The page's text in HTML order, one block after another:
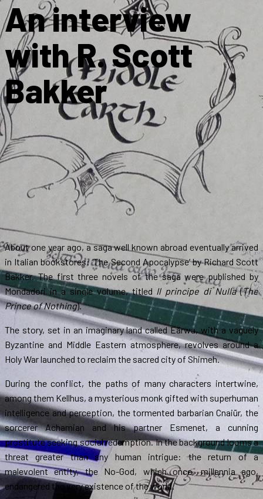
An interview
with R. Scott
Bakker
About one year ago, a saga well known abroad eventually arrived
in Italian bookstores: ‘The Second Apocalypse’ by Richard Scott
Bakker. The first three novels of the saga were published by
Mondadori in a single volume, titled Il principe di Nulla(The
Prince of Nothing).
The story, set in an imaginary land called Eärwa, with a vaguely
Byzantine and Middle Eastern atmosphere, revolves around a
Holy War launched to reclaim the sacred city of Shimeh.
During the conflict, the paths of many characters intertwine,
among them Kellhus, a mysterious monk gifted with superhuman
intelligence and perception, the tormented barbarian Cnaiür, the
sorcerer Achamian and his partner Esmenet, a cunning
prostitute seeking social redemption. In the background looms a
threat greater than any human intrigue: the return of a
malevolent entity, the No-God, which once, millennia ago,
endangered the very existence of the world.